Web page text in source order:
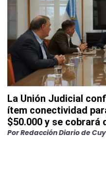
La Unión Judicial
ítem conectividad
$50.000 y se cobrará
PorRedacción Diario de